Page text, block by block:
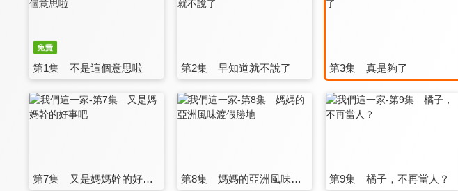
第1集 不是這個意思啦 第2集 早知道就不說了 第3集 真是夠了
第7集 又是媽媽幹的好事吧 第8集 媽媽的亞洲風味渡假勝地 第9集 橘子，不再當人？